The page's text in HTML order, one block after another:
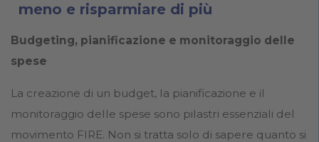
meno e risparmiare di più
Budgeting, pianificazione e monitoraggio delle
spese
La creazione di un budget, la pianificazione e il
monitoraggio delle spese sono pilastri essenziali del
movimento FIRE. Non si tratta solo di sapere quanto si